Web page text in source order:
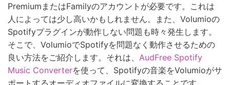
PremiumまたはFamilyのアカウントが必要です。これは
人によっては少し高いかもしれません。また、Volumioの
Spotifyプラグインが動作しない問題も時々発生します。
そこで、VolumioでSpotifyを問題なく動作させるための
良い方法をご紹介します。それは、 AudFree Spotify
Music Converterを使って、Spotifyの音楽をVolumioがサ
ポートするオーディオファイルに変換することです。